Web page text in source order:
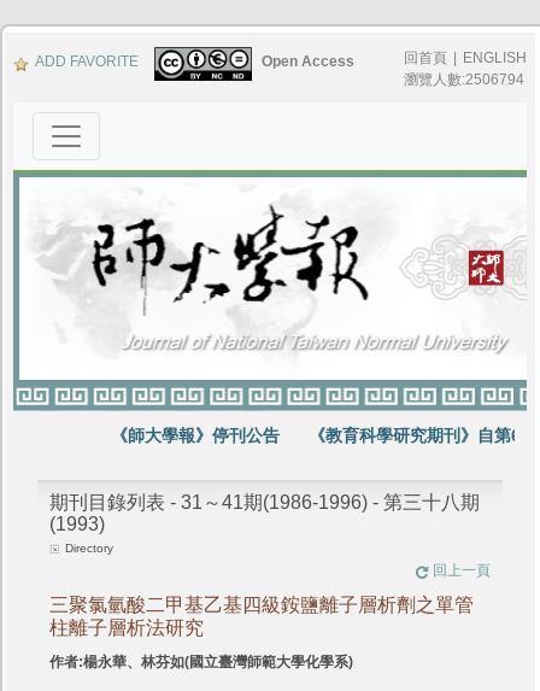
ADD FAVORITE Open Access 回首頁
ENGLISH
瀏覽人數:2506794
《師大學報》停刊公告 《教育科學研究期刊》自第64
期刊目錄列表 - 31～41期(1986-1996) - 第三十八期
(1993)
Directory
回上一頁
三聚氯氫酸二甲基乙基四級銨鹽離子層析劑之單管
柱離子層析法研究
作者:楊永華、林芬如(國立臺灣師範大學化學系)